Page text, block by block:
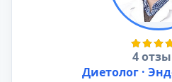
4
Диетолог ·